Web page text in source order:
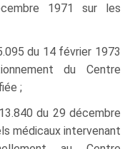
1971 sur les
du 14 février 1973
du Centre
;
du 29 décembre
médicaux intervenant